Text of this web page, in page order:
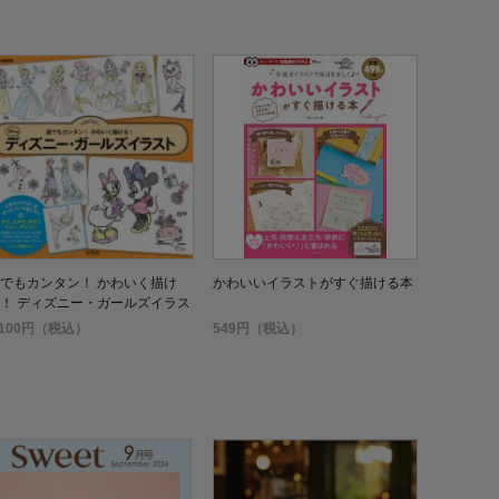
もカンタン！ かわいく描け
ディズニー・ガールズイラス
円（税込）
かわいいイラストがすぐ描ける本
549円（税込）